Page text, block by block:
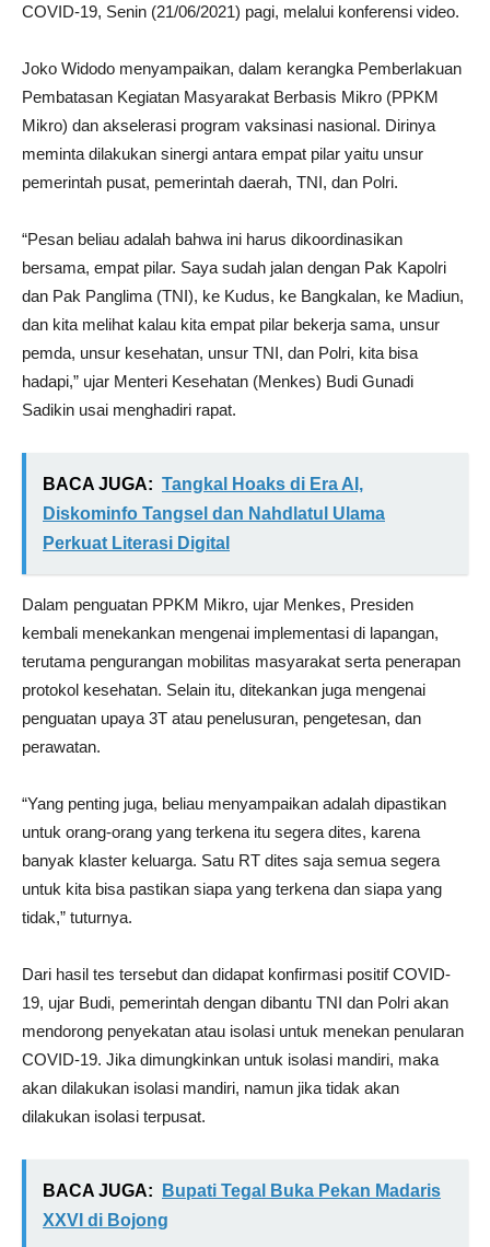
COVID-19, Senin (21/06/2021) pagi, melalui konferensi video.
Joko Widodo menyampaikan, dalam kerangka Pemberlakuan
Pembatasan Kegiatan Masyarakat Berbasis Mikro (PPKM
Mikro) dan akselerasi program vaksinasi nasional. Dirinya
meminta dilakukan sinergi antara empat pilar yaitu unsur
pemerintah pusat, pemerintah daerah, TNI, dan Polri.
“Pesan beliau adalah bahwa ini harus dikoordinasikan
bersama, empat pilar. Saya sudah jalan dengan Pak Kapolri
dan Pak Panglima (TNI), ke Kudus, ke Bangkalan, ke Madiun,
dan kita melihat kalau kita empat pilar bekerja sama, unsur
pemda, unsur kesehatan, unsur TNI, dan Polri, kita bisa
hadapi,” ujar Menteri Kesehatan (Menkes) Budi Gunadi
Sadikin usai menghadiri rapat.
BACA JUGA: Tangkal Hoaks di Era AI,
Diskominfo Tangsel dan Nahdlatul Ulama
Perkuat Literasi Digital
Dalam penguatan PPKM Mikro, ujar Menkes, Presiden
kembali menekankan mengenai implementasi di lapangan,
terutama pengurangan mobilitas masyarakat serta penerapan
protokol kesehatan. Selain itu, ditekankan juga mengenai
penguatan upaya 3T atau penelusuran, pengetesan, dan
perawatan.
“Yang penting juga, beliau menyampaikan adalah dipastikan
untuk orang-orang yang terkena itu segera dites, karena
banyak klaster keluarga. Satu RT dites saja semua segera
untuk kita bisa pastikan siapa yang terkena dan siapa yang
tidak,” tuturnya.
Dari hasil tes tersebut dan didapat konfirmasi positif COVID-
19, ujar Budi, pemerintah dengan dibantu TNI dan Polri akan
mendorong penyekatan atau isolasi untuk menekan penularan
COVID-19. Jika dimungkinkan untuk isolasi mandiri, maka
akan dilakukan isolasi mandiri, namun jika tidak akan
dilakukan isolasi terpusat.
BACA JUGA:
Bupati Tegal Buka Pekan Madaris
XXVI di Bojong